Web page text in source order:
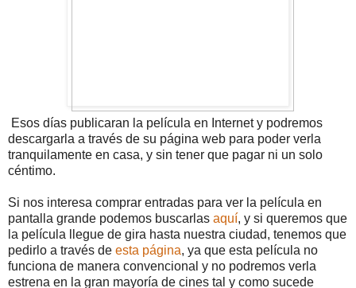
Esos días publicaran la película en Internet y podremos
descargarla a través de su página web para poder verla
tranquilamente en casa, y sin tener que pagar ni un solo
céntimo.
Si nos interesa comprar entradas para ver la película en
pantalla grande podemos buscarlas aquí, y si queremos que
la película llegue de gira hasta nuestra ciudad, tenemos que
pedirlo a través de esta página, ya que esta película no
funciona de manera convencional y no podremos verla
estrena en la gran mayoría de cines tal y como sucede